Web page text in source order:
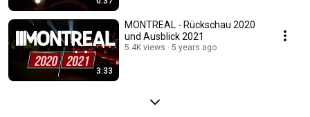
3:33
MONTREAL - Rückschau 2020
und Ausblick 2021
5.4K views 5 years ago